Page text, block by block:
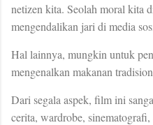
netizen kita. Seolah moral kita
mengendalikan jari di media
Hal lainnya, mungkin untuk
mengenalkan makanan
Dari segala aspek, film ini
cerita, wardrobe, sinematografi,